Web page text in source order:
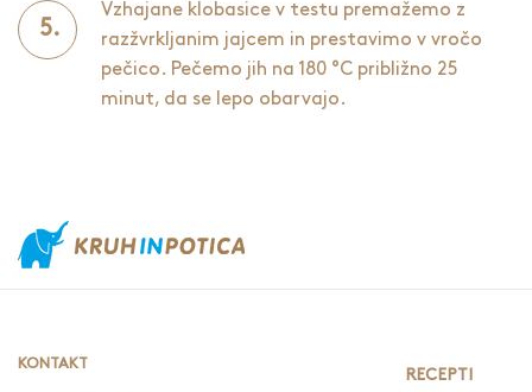
Vzhajane klobasice v testu premažemo z
razžvrkljanim jajcem in prestavimo v vročo
pečico. Pečemo jih na 180 °C približno 25
minut, da se lepo obarvajo.
KONTAKT
RECEPTI